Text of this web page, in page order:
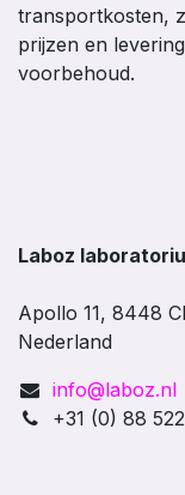
transportkosten,
prijzen en
voorbehoud.
Laboz
Apollo 11, 8448
Nederland
info@laboz.nl
+31 (0) 88